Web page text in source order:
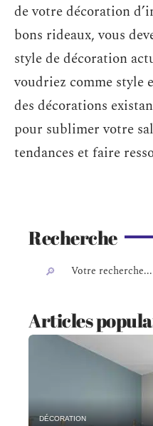
de votre décoration
bons rideaux, vous
style de décoration
voudriez comme style
des décorations
pour sublimer votre
tendances et faire
Recherche
Articles
DÉCORATION